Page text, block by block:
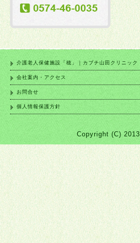
介護老人保健施設「穂」｜カブチ山田クリニック
会社案内・アクセス
お問合せ
個人情報保護方針
Copyright (C)